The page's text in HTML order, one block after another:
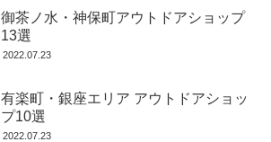
御茶ノ水・神保町アウトドアショップ
13選
2022.07.23
有楽町・銀座エリア アウトドアショッ
プ10選
2022.07.23